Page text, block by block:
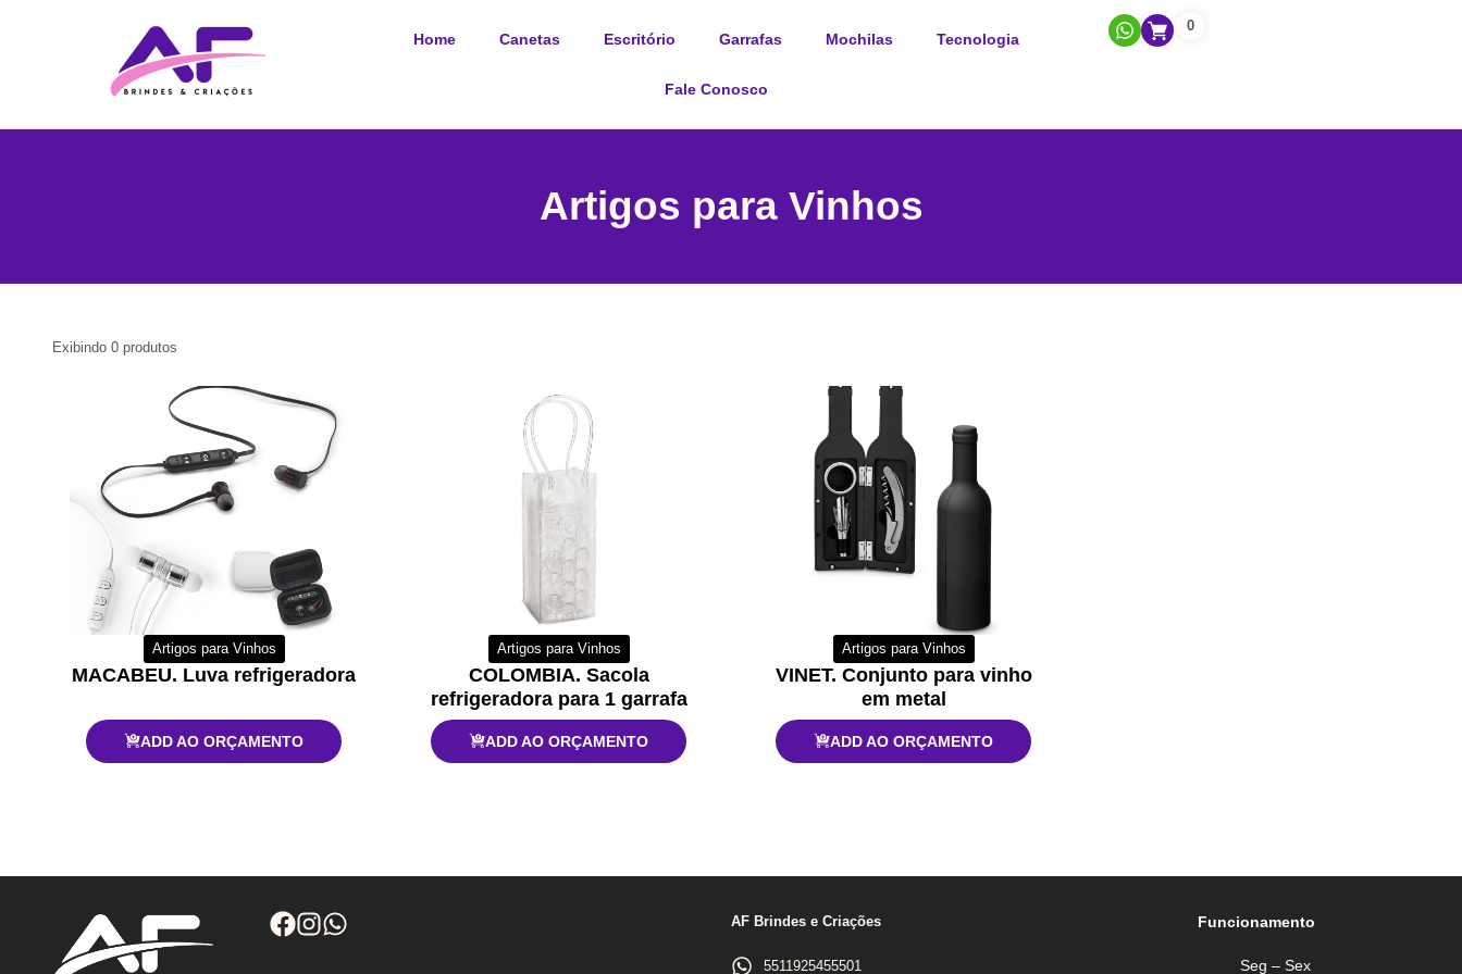
Home Canetas Escritório Garrafas Mochilas Tecnologia
Fale Conosco
0
Artigos para Vinhos
Exibindo 0 produtos
Artigos para Vinhos
MACABEU. Luva refrigeradora
ADD AO ORÇAMENTO
Artigos para Vinhos
COLOMBIA. Sacola
refrigeradora para 1 garrafa
ADD AO ORÇAMENTO
Artigos para Vinhos
VINET. Conjunto para vinho
em metal
ADD AO ORÇAMENTO
AF Brindes e Criações
5511925455501
Funcionamento
Seg – Sex